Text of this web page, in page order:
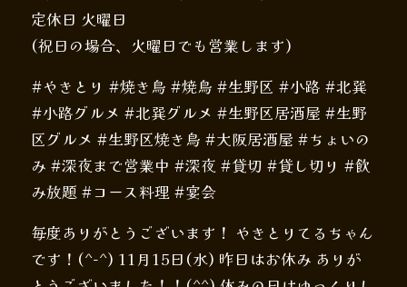
定休日 火曜日
(祝日の場合、火曜日でも営業します)
#やきとり #焼き鳥 #焼鳥 #生野区 #小路 #北巽
#小路グルメ #北巽グルメ #生野区居酒屋 #生野
区グルメ #生野区焼き鳥 #大阪居酒屋 #ちょいの
み #深夜まで営業中 #深夜 #貸切 #貸し切り #飲
み放題 #コース料理 #宴会
毎度ありがとうございます！ やきとりてるちゃん
です！(^-^) 11月15日(水) 昨日はお休み ありが